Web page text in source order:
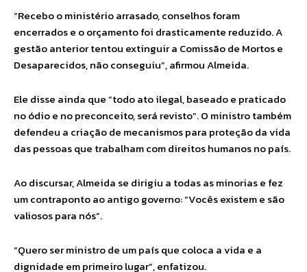
“Recebo o ministério arrasado, conselhos foram
encerrados e o orçamento foi drasticamente reduzido. A
gestão anterior tentou extinguir a Comissão de Mortos e
Desaparecidos, não conseguiu”, afirmou Almeida.
Ele disse ainda que “todo ato ilegal, baseado e praticado
no ódio e no preconceito, será revisto”. O ministro também
defendeu a criação de mecanismos para proteção da vida
das pessoas que trabalham com direitos humanos no país.
Ao discursar, Almeida se dirigiu a todas as minorias e fez
um contraponto ao antigo governo: “Vocês existem e são
valiosos para nós”.
“Quero ser ministro de um país que coloca a vida e a
dignidade em primeiro lugar”, enfatizou.